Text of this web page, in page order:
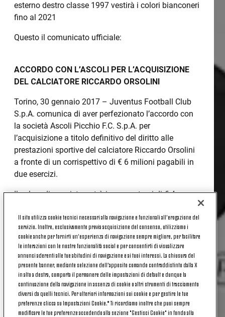
esterno destro classe 1997 vestirà i colori bianconeri
fino al 2021
Questo il comunicato ufficiale:
ACCORDO CON L’ASCOLI PER L’ACQUISIZIONE
DEL CALCIATORE RICCARDO ORSOLINI
Torino, 30 gennaio 2017 – Juventus Football Club
S.p.A. comunica di aver perfezionato l’accordo con
la società Ascoli Picchio F.C. S.p.A. per
l’acquisizione a titolo definitivo del diritto alle
prestazioni sportive del calciatore Riccardo Orsolini
a fronte di un corrispettivo di € 6 milioni pagabili in
due esercizi.
Il valore di acquisto potrà incrementarsi di € 4
corso della durata contrattuale.
Juventus ha sottoscritto con lo stesso calciatore un
contratto di prestazione sportiva quinquennale fino
al 30 giugno 2021.
Contestualmente, Juventus ha sottoscritto con
l’Ascoli un accordo per la cessione a titolo gratuito e
temporaneo fino al 30 giugno 2017 del diritto alle
Il sito utilizza cookie tecnici necessari alla navigazione e funzionali all’erogazione del
servizio. Inoltre, esclusivamente previa acquisizione del consenso, utilizziamo i
cookie anche per fornirti un’esperienza di navigazione sempre migliore, per facilitare
le interazioni con le nostre funzionalità social e per consentirti di visualizzare
annunci aderenti alle tue abitudini di navigazione e ai tuoi interessi. La chiusura del
presente banner, mediante selezione dell’apposito comando contraddistinto dalla X
in alto a destra, comporta il permanere delle impostazioni di default e dunque la
continuazione della navigazione in assenza di cookie o altri strumenti di tracciamento
diversi da quelli tecnici. Per ulteriori informazioni sui cookie e per gestire le tue
preferenze clicca su Impostazioni Cookie.* Ti ricordiamo inoltre che puoi sempre
modificare le tue preferenze accedendo alla sezione "Gestisci Cookie" in fondo alla